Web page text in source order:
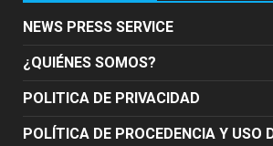
NEWS PRESS SERVICE
¿QUIÉNES SOMOS?
POLITICA DE PRIVACIDAD
POLÍTICA DE PROCEDENCIA Y USO